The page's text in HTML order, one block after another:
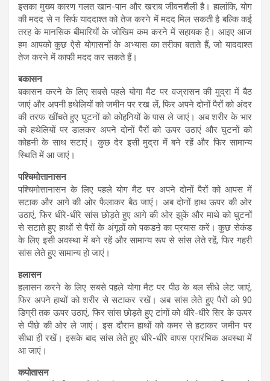
इसका मुख्य कारण गलत खान-पान और खराब जीवनशैली है। हालांकि, योग
की मदद से न सिर्फ याददाश्त को तेज करने में मदद मिल सकती है बल्कि कई
तरह के मानसिक बीमारियों के जोखिम कम करने में सहायक है। आइए आज
हम आपको कुछ ऐसे योगासनों के अभ्यास का तरीका बताते हैं, जो याददाश्त
तेज करने में काफी मदद कर सकते हैं।
बकासन
बकासन करने के लिए सबसे पहले योगा मैट पर वज्रासन की मुद्रा में बैठ
जाएं और अपनी हथेलियों को जमीन पर रख लें, फिर अपने दोनों पैरों को अंदर
की तरफ खींचते हुए घुटनों को कोहनियों के पास ले जाएं। अब शरीर के भार
को हथेलियों पर डालकर अपने दोनों पैरों को ऊपर उठाएं और घुटनों को
कोहनी के साथ सटाएं। कुछ देर इसी मुद्रा में बने रहें और फिर सामान्य
स्थिति में आ जाएं।
पश्चिमोत्तानासन
पश्चिमोत्तानासन के लिए पहले योग मैट पर अपने दोनों पैरों को आपस में
सटाक और आगे की ओर फैलाकर बैठ जाएं। अब दोनों हाथ ऊपर की ओर
उठाएं, फिर धीरे-धीरे सांस छोड़ते हुए आगे की ओर झुकें और माथे को घुटनों
से सटाते हुए हाथों से पैरों के अंगूठों को पकडऩे का प्रयास करें। कुछ सेकंड
के लिए इसी अवस्था में बने रहें और सामान्य रूप से सांस लेते रहें, फिर गहरी
सांस लेते हुए सामान्य हो जाएं।
हलासन
हलासन करने के लिए सबसे पहले योगा मैट पर पीठ के बल सीधे लेट जाएं,
फिर अपने हाथों को शरीर से सटाकर रखें। अब सांस लेते हुए पैरों को 90
डिग्री तक ऊपर उठाएं, फिर सांस छोड़ते हुए टांगों को धीरे-धीरे सिर के ऊपर
से पीछे की ओर ले जाएं। इस दौरान हाथों को कमर से हटाकर जमीन पर
सीधा ही रखें। इसके बाद सांस लेते हुए धीरे-धीरे वापस प्रारंभिक अवस्था में
आ जाएं।
कपोतासन